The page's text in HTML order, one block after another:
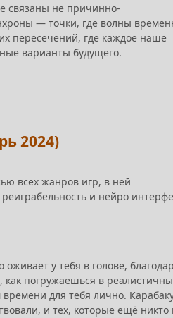
связаны не причинно-
— точки, где волны
пересечений, где каждое наше
варианты будущего.
2024)
всех жанров игр, в ней
и нейро
у тебя в голове,
погружаешься в
для тебя лично.
и тех, которые ещё никто